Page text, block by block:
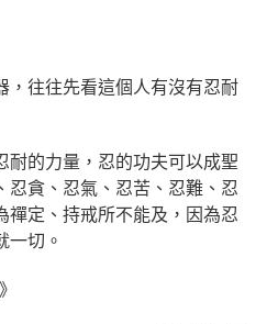
，往往先看這個人有沒有忍耐
耐的力量，忍的功夫可以成聖
忍貪、忍氣、忍苦、忍難、忍
禪定、持戒所不能及，因為忍
一切。